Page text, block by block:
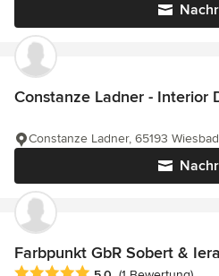
Constanze Ladner - Interior
Constanze Ladner, 65193
Farbpunkt GbR Sobert &